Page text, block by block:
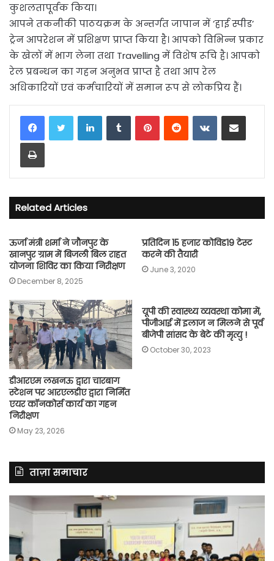
कुशलतापूर्वक किया।
आपने तकनीकी पाठयक्रम के अन्तर्गत जापान में ’हाई स्पीड’
ट्रेन आपरेशन में प्रशिक्षण प्राप्त किया है। आपको विभिन्न प्रकार
के खेलों में भाग लेना तथा Travelling में विशेष रूचि है। आपको
रेल प्रबन्धन का गहन अनुभव प्राप्त है तथा आप रेल
अधिकारियों एवं कर्मचारियों में समान रूप से लोकप्रिय हैं।
LinkedInTumblrPinterestReddit VKontakteShare via Email
Print
Related Articles
ऊर्जा मंत्री शर्मा ने जौनपुर के
खानपुर ग्राम में बिजली बिल राहत
योजना शिविर का किया निरीक्षण
December 8, 2025
प्रतिदिन 15 हजार कोविड19 टेस्ट
करने की तैयारी
June 3, 2020
डीआरएम लखनऊ द्वारा चारबाग
स्टेशन पर आरएलडीए द्वारा निर्मित
एयर कॉनकोर्स कार्य का गहन
निरीक्षण
May 23, 2026
यूपी की स्वास्थ्य व्यवस्था कोमा में,
पीजीआई में इलाज न मिलने से पूर्व
बीजेपी सांसद के बेटे की मृत्यु !
October 30, 2023
ताज़ा समाचार